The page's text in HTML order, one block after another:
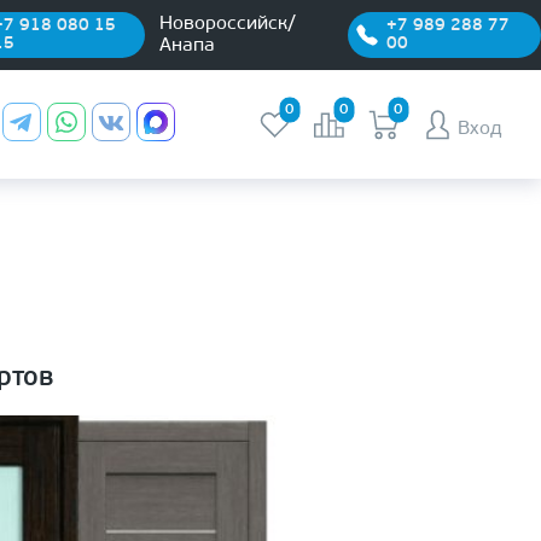
918 080 15
Новороссийск/
Анапа
+7 989 288 77
00
0 0 0
Вход